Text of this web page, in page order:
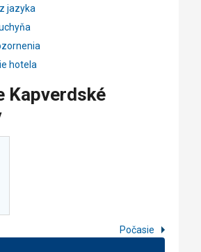
jazyka
hotela
Kapverdské
Počasie